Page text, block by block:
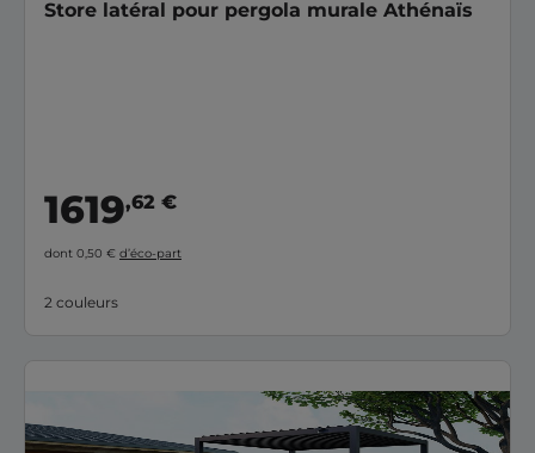
Store latéral pour pergola murale Athénaïs
1619,62 €
dont 0,50 € d’éco-part
2 couleurs